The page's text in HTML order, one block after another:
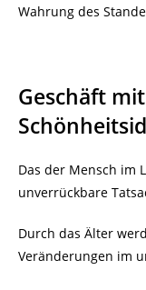
Wahrung des
Geschäft
Das der Mensch im
unverrückbare
Durch das Älter
Veränderungen im